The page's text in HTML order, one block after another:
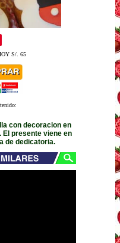
S/. 65
con decoracion en
presente viene en
de dedicatoria.